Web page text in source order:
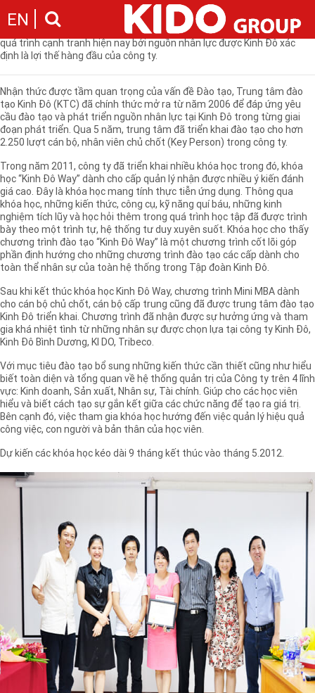
EN
Giới thiệu
Chặng đường
Cam kết của KIDO
Nhà sáng lập
Ngành hàng
Ngành dầu
Ngành gia vị
Ngành bánh
Tin tức
Tin tức & sự kiện
Nhà đầu tư
Thông điệp
Ban điều hành
Báo cáo
Thông tin cổ phần
Các công ty thành viên
Liên hệ
Liên hệ
Nghề nghiệp
Giới thiệu
Nhu cầu tuyển dụng
Con người là yếu tố đầu vào quan trọng, là lợi thế phát triển của mỗi
doanh nghiệp trong quá trình phát triển. Quan tâm phát triển nguồn
nhân lực là thước đo đánh giá sự phát triển của doanh nghiệp trong
quá trình cạnh tranh hiện nay bởi nguồn nhân lực được Kinh Đô xác
định là lợi thế hàng đầu của công ty.
Nhận thức được tầm quan trọng của vấn đề Đào tạo, Trung tâm đào
tạo Kinh Đô (KTC) đã chính thức mở ra từ năm 2006 để đáp ứng yêu
cầu đào tạo và phát triển nguồn nhân lực tại Kinh Đô trong từng giai
đoạn phát triển. Qua 5 năm, trung tâm đã triển khai đào tạo cho hơn
2.250 lượt cán bộ, nhân viên chủ chốt (Key Person) trong công ty.
Trong năm 2011, công ty đã triển khai nhiều khóa học trong đó, khóa
học “Kinh Đô Way” dành cho cấp quản lý nhận được nhiều ý kiến đánh
giá cao. Đây là khóa học mang tính thực tiễn ứng dụng. Thông qua
khóa học, những kiến thức, công cụ, kỹ năng quí báu, những kinh
nghiệm tích lũy và học hỏi thêm trong quá trình học tập đã được trình
bày theo một trình tự, hệ thống tư duy xuyên suốt. Khóa học cho thấy
chương trình đào tạo “Kinh Đô Way” là một chương trình cốt lõi góp
phần định hướng cho những chương trình đào tạo các cấp dành cho
toàn thể nhân sự của toàn hệ thống trong Tập đoàn Kinh Đô.
Sau khi kết thúc khóa học Kinh Đô Way, chương trình Mini MBA dành
cho cán bộ chủ chốt, cán bộ cấp trung cũng đã được trung tâm đào tạo
Kinh Đô triển khai. Chương trình đã nhận được sự hưởng ứng và tham
gia khá nhiệt tình từ những nhân sự được chọn lựa tại công ty Kinh Đô,
Kinh Đô Bình Dương, KI DO, Tribeco.
Với mục tiêu đào tạo bổ sung những kiến thức cần thiết cũng như hiểu
biết toàn diện và tổng quan về hệ thống quản trị của Công ty trên 4 lĩnh
vực: Kinh doanh, Sản xuất, Nhân sự, Tài chính. Giúp cho các học viên
hiểu và biết cách tạo sự gắn kết giữa các chức năng để tạo ra giá trị.
Bên cạnh đó, việc tham gia khóa học hướng đến việc quản lý hiệu quả
công việc, con người và bản thân của học viên.
Dự kiến các khóa học kéo dài 9 tháng kết thúc vào tháng 5.2012.